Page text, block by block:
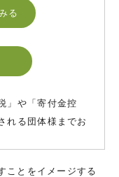
る
」や「寄付金控
れる団体様までお
ことをイメージする